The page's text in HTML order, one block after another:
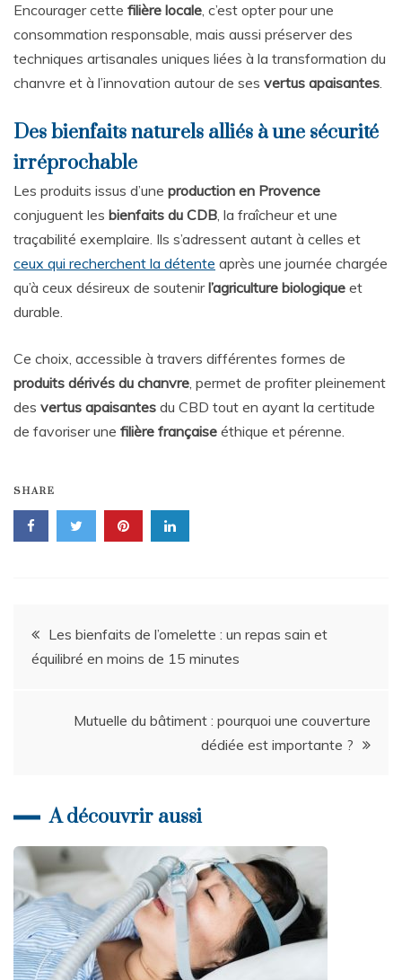
Encourager cette filière locale, c’est opter pour une
consommation responsable, mais aussi préserver des
techniques artisanales uniques liées à la transformation du
chanvre et à l’innovation autour de ses vertus apaisantes.
Des bienfaits naturels alliés à une sécurité
irréprochable
Les produits issus d’une production en Provence
conjuguent les bienfaits du CDB, la fraîcheur et une
traçabilité exemplaire. Ils s’adressent autant à celles et
ceux qui recherchent la détente après une journée chargée
qu’à ceux désireux de soutenirl’agriculture biologique et
durable.
Ce choix, accessible à travers différentes formes de
produits dérivés du chanvre, permet de profiter pleinement
des vertus apaisantes du CBD tout en ayant la certitude
de favoriser une filière française éthique et pérenne.
SHARE
navigation
Les bienfaits de l’omelette : un repas sain et
équilibré en moins de 15 minutes
Mutuelle du bâtiment : pourquoi une couverture
dédiée est importante ?
A découvrir aussi